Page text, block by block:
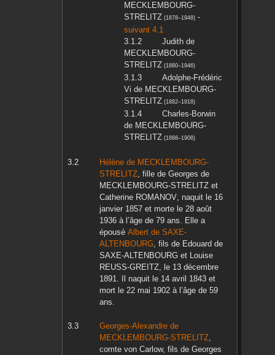
MECKLEMBOURG-
STRELITZ(1878–1948)-
suivant 4.1
Judithde
MECKLEMBOURG-
STRELITZ(1880–1946)
Adolphe-Frédéric
Vi de MECKLEMBOURG-
STRELITZ(1882–1918)
Charles-Borwin
de MECKLEMBOURG-
STRELITZ(1888–1908)
Hélènede MECKLEMBOURG-
STRELITZ, fille de Georges de
MECKLEMBOURG-STRELITZet
CatherineROMANOV, naquit le 16
janvier 1857et morte le 28 août
1936à l’âge de 79 ans. Elle a
épousé Albertde SAXE-
ALTENBOURG, fils de Edouard de
SAXE-ALTENBOURGet Louise
REUSS-GREITZ, le 13 décembre
1891. Il naquit le 14 avril 1843et
mort le 22 mai 1902à l’âge de 59
ans.
Georges-Alexandrede
MECKLEMBOURG-STRELITZ,
comte von Carlow, fils de Georges